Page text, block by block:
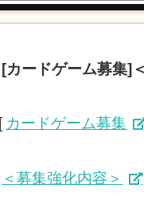
[カードゲーム募集]
[ カードゲーム募集
＜募集強化内容＞